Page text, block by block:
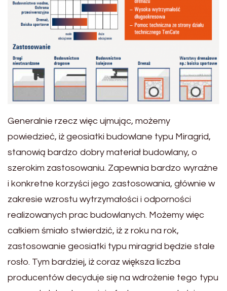
Generalnie rzecz więc ujmując, możemy
powiedzieć, iż geosiatki budowlane typu Miragrid,
stanowią bardzo dobry materiał budowlany, o
szerokim zastosowaniu. Zapewnia bardzo wyraźne
i konkretne korzyści jego zastosowania, głównie w
zakresie wzrostu wytrzymałości i odporności
realizowanych prac budowlanych. Możemy więc
całkiem śmiało stwierdzić, iż z roku na rok,
zastosowanie geosiatki typu miragrid będzie stale
rosło. Tym bardziej, iż coraz większa liczba
producentów decyduje się na wdrożenie tego typu